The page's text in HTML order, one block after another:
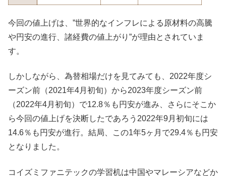
今回の値上げは、”世界的なインフレによる原材料の高騰
や円安の進行、諸経費の値上がり”が理由とされていま
す。
しかしながら、為替相場だけを見てみても、2022年度シ
ーズン前（2021年4月初旬）から2023年度シーズン前
（2022年4月初旬）で12.8％も円安が進み、さらにそこか
ら今回の値上げを決断したであろう2022年9月初旬には
14.6％も円安が進行。結局、この1年5ヶ月で29.4％も円安
となりました。
コイズミファニテックの学習机は中国やマレーシアなどか